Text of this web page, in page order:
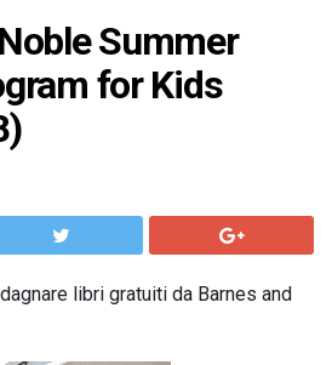
Summer
for Kids
libri gratuiti da Barnes and